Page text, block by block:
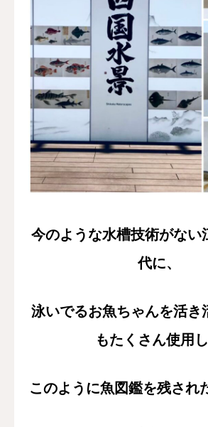
今のような水槽技術がない
代に、
泳いでるお魚ちゃんを活き
もたくさん使用し
このように魚図鑑を残され